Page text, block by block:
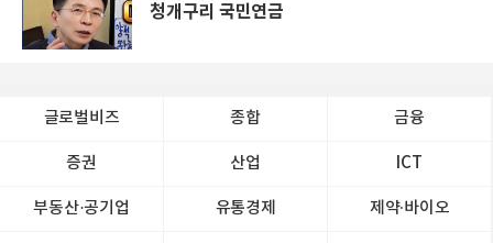
청개구리 국민연금
글로벌비즈 종합 금융
증권 산업 ICT
부동산·공기업 유통경제 제약∙바이오